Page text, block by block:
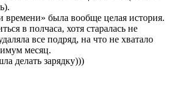
времени» была вообще целая история.
в полчаса, хотя старалась не
все подряд, на что не хватало
месяц.
делать зарядку)))